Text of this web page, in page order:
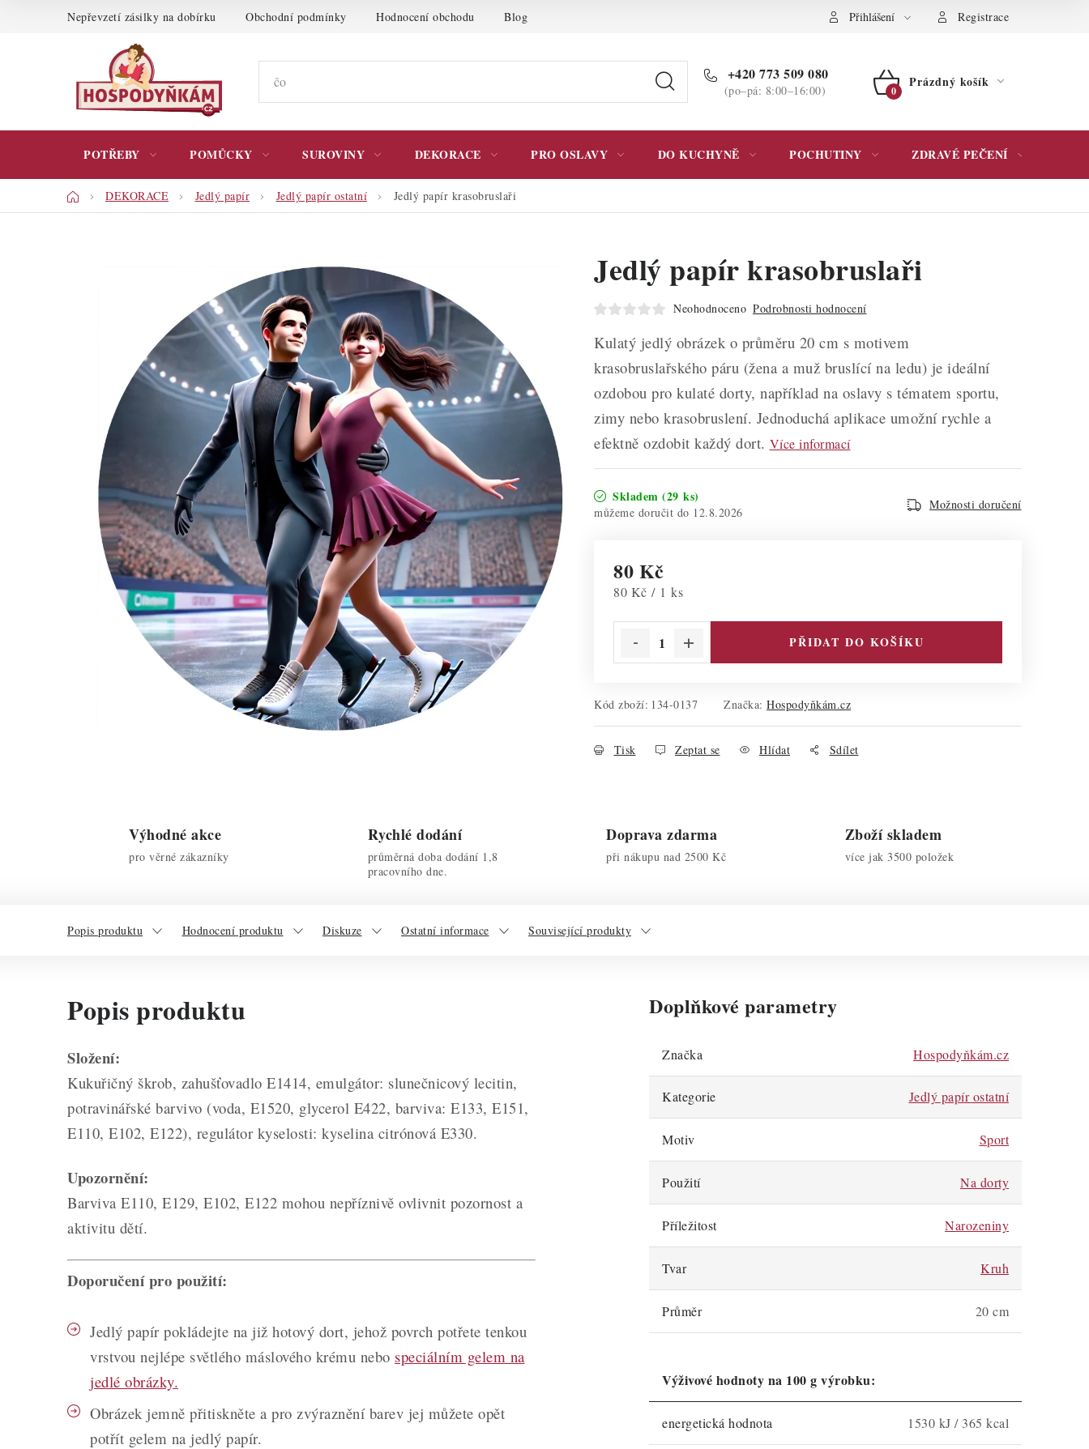
Nepřevzetí zásilky na dobírku Obchodní podmínky Hodnocení obchodu Blog Podmínky ochrany osobních údajů Přihlášení Registrace
+420 773 509 080
(po–pá: 8:00–16:00)
NÁKUPNÍ
Prázdný košík
POTŘEBY POMŮCKY SUROVINY DEKORACE PRO OSLAVY DO KUCHYNĚ POCHUTINY ZDRAVÉ PEČENÍ
DomůDEKORACE Jedlý papír Jedlý papír ostatní Jedlý papír krasobruslaři
Jedlý papír krasobruslaři
Neohodnoceno Podrobnosti hodnocení
Kulatý jedlý obrázek o průměru 20 cm s motivem
krasobruslařského páru (žena a muž bruslící na ledu) je ideální
ozdobou pro kulaté dorty, například na oslavy s tématem sportu,
zimy nebo krasobruslení. Jednoduchá aplikace umožní rychle a
efektně ozdobit každý dort. Více informací
Skladem (29 ks)
12.8.2026
Možnosti doručení
80 Kč
Měrná cena:
80 Kč / 1 ks
PŘIDAT DO KOŠÍKU
Kód zboží: 134-0137 Značka: Hospodyňkám.cz
Tisk Zeptat se Hlídat Sdílet
Výhodné akce
pro věrné zákazníky
Rychlé dodání
průměrná doba dodání 1,8
pracovního dne.
Doprava zdarma
při nákupu nad 2500 Kč
Zboží skladem
více jak 3500 položek
Popis produktu Hodnocení produktu Diskuze Ostatní informace Související produkty
Popis produktu
Složení:
Kukuřičný škrob, zahušťovadlo E1414, emulgátor: slunečnicový lecitin,
potravinářské barvivo (voda, E1520, glycerol E422, barviva: E133, E151,
E110, E102, E122), regulátor kyselosti: kyselina citrónová E330.
Upozornění:
Barviva E110, E129, E102, E122 mohou nepříznivě ovlivnit pozornost a
aktivitu dětí.
Doporučení pro použití:
Jedlý papír pokládejte na již hotový dort, jehož povrch potřete tenkou
vrstvou nejlépe světlého máslového krému nebo speciálním gelem na
jedlé obrázky.
Obrázek jemně přitiskněte a pro zvýraznění barev jej můžete opět
potřít gelem na jedlý papír.
Doplňkové parametry
Značka Hospodyňkám.cz
Kategorie Jedlý papír ostatní
Motiv Sport
Použití Na dorty
Příležitost Narozeniny
Tvar Kruh
Průměr 20 cm
Výživové hodnoty na 100 g výrobku:
energetická hodnota 1530 kJ / 365 kcal